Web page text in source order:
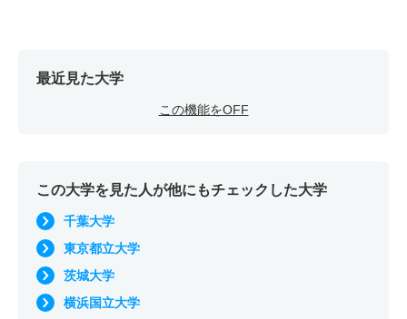
最近見た大学
この機能をOFF
この大学を見た人が他にもチェックした大学
千葉大学
東京都立大学
茨城大学
横浜国立大学